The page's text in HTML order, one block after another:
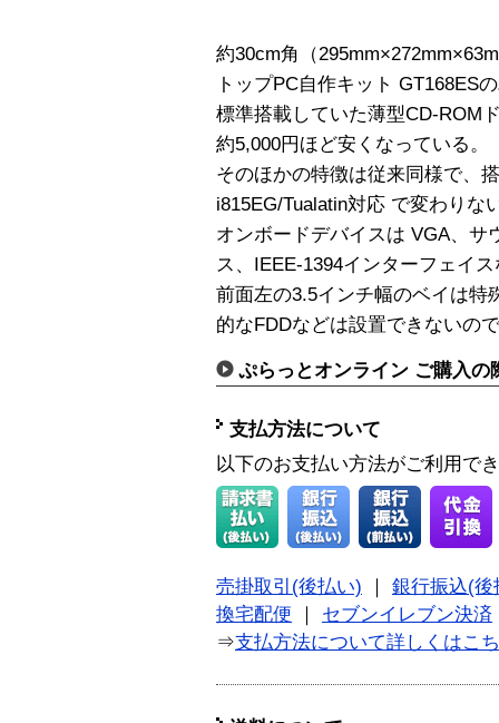
約30cm角（
トップPC自作キット GT168ES
標準搭載していた薄型CD-ROM
約5,000円ほど安くなっている。
そのほかの特徴は従来同様で、
i815EG/Tualatin対応 で変わりな
オンボードデバイスは VGA、サ
ス、IEEE-1394インターフェイ
前面左の3.5インチ幅のベイは特
的なFDDなどは設置できないの
ぷらっとオンライン ご購入の
支払方法について
以下のお支払い方法がご利用で
売掛取引(後払い)
銀行振込(後
換宅配便
セブンイレブン決済
⇒支払方法について詳しくはこ